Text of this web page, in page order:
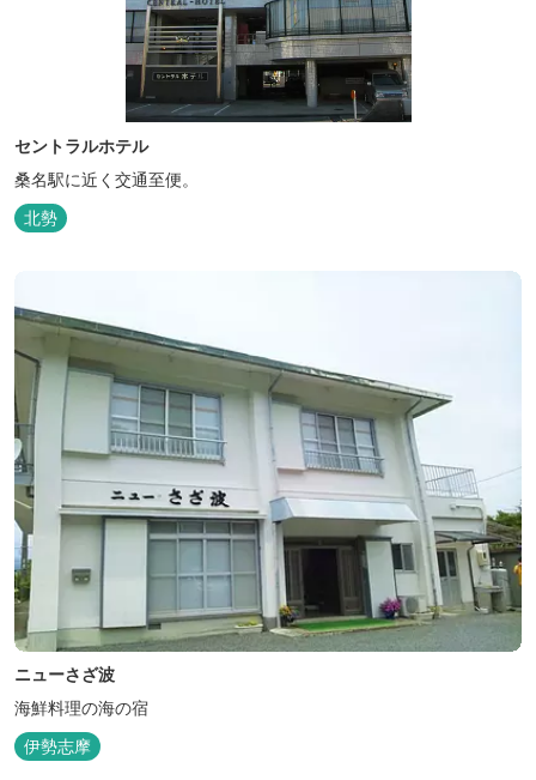
セントラルホテル
桑名駅に近く交通至便。
北勢
ニューさざ波
海鮮料理の海の宿
伊勢志摩